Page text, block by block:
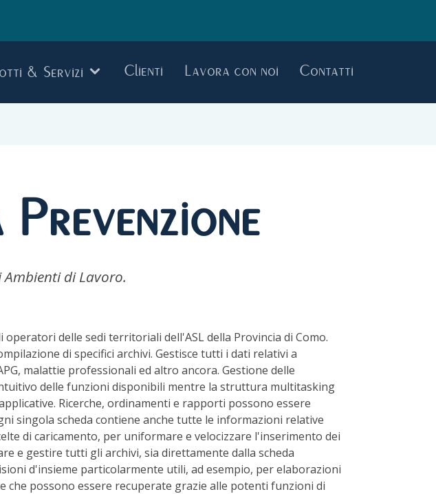
& Servizi Clienti Lavora con noi Contatti
Ambienti di Lavoro.
delle sedi territoriali dell'ASL della Provincia di Como.
di specifici archivi. Gestisce tutti i dati relativi a
malattie professionali ed altro ancora. Gestione delle
delle funzioni disponibili mentre la struttura multitasking
Ricerche, ordinamenti e rapporti possono essere
singola scheda contiene anche tutte le informazioni relative
di caricamento, per uniformare e velocizzare l'inserimento dei
e gestire tutti gli archivi, sia direttamente dalla scheda
d'insieme particolarmente utili, ad esempio, per elaborazioni
possono essere recuperate grazie alle potenti funzioni di